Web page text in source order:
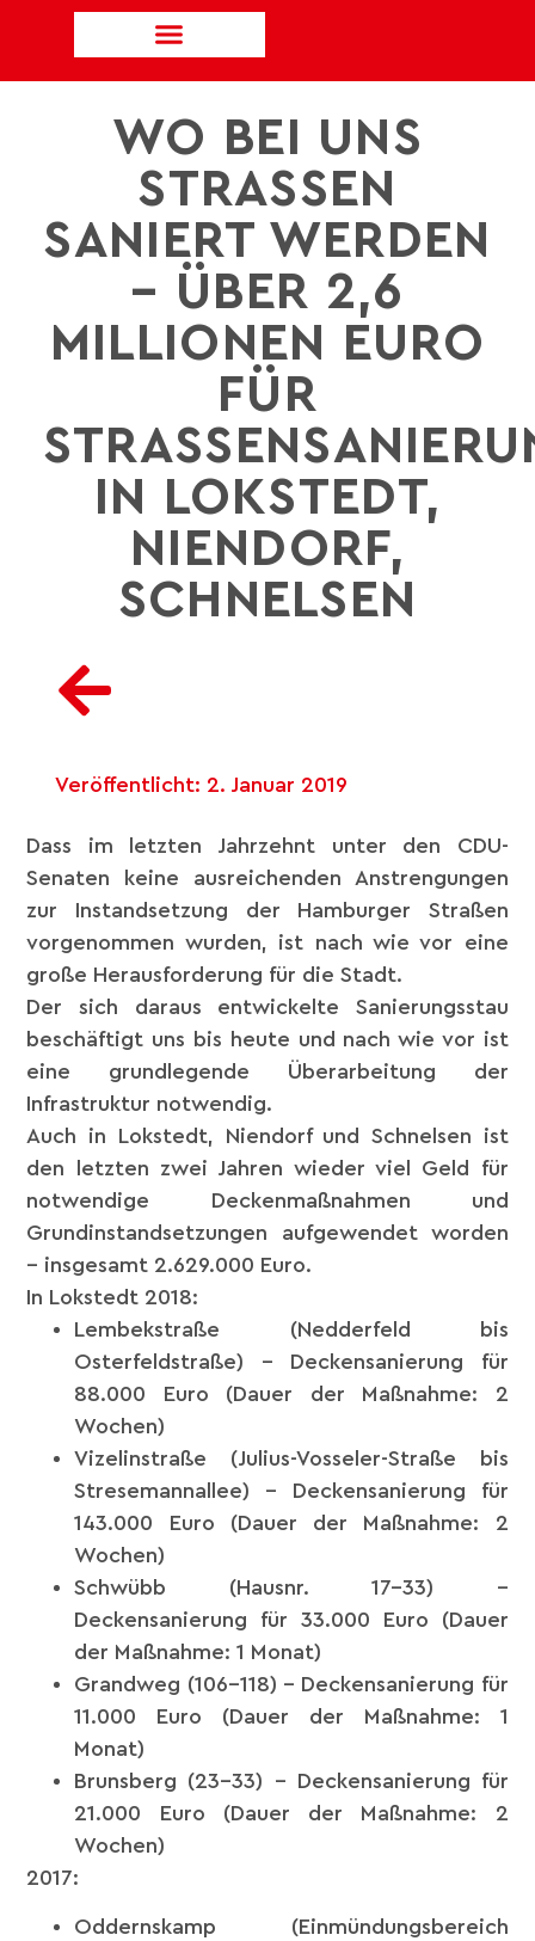
WO BEI UNS
STRASSEN S
ANIERT WERDEN –
ÜBER 2,6 M
ILLIONEN EURO F
ÜR S
LOKSTEDT, NI
ENDORF, SC
HNELSEN
Veröffentlicht: 2. Januar 2019
Dass im letzten Jahrzehnt unter den CDU-
Senaten keine ausreichenden Anstrengungen
zur Instandsetzung der Hamburger Straßen
vorgenommen wurden, ist nach wie vor eine
große Herausforderung für die Stadt.
Der sich daraus entwickelte Sanierungsstau
beschäftigt uns bis heute und nach wie vor ist
eine grundlegende Überarbeitung der
Infrastruktur notwendig.
Auch in Lokstedt, Niendorf und Schnelsen ist
den letzten zwei Jahren wieder viel Geld für
notwendige Deckenmaßnahmen und
Grundinstandsetzungen aufgewendet worden
– insgesamt 2.629.000 Euro.
In Lokstedt 2018:
Lembekstraße (Nedderfeld bis
Osterfeldstraße) – Deckensanierung für
88.000 Euro (Dauer der Maßnahme: 2
Wochen)
Vizelinstraße (Julius-Vosseler-Straße bis
Stresemannallee) – Deckensanierung für
143.000 Euro (Dauer der Maßnahme: 2
Wochen)
Schwübb (Hausnr. 17-33) –
Deckensanierung für 33.000 Euro (Dauer
der Maßnahme: 1 Monat)
Grandweg (106-118) – Deckensanierung für
11.000 Euro (Dauer der Maßnahme: 1
Monat)
Brunsberg (23-33) – Deckensanierung für
21.000 Euro (Dauer der Maßnahme: 2
Wochen)
2017:
Oddernskamp (Einmündungsbereich